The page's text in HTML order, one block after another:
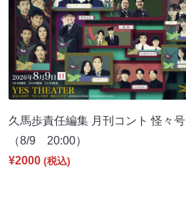
久馬歩責任編集 月刊コント 怪々号
（8/9 20:00）
¥2000 (税込)